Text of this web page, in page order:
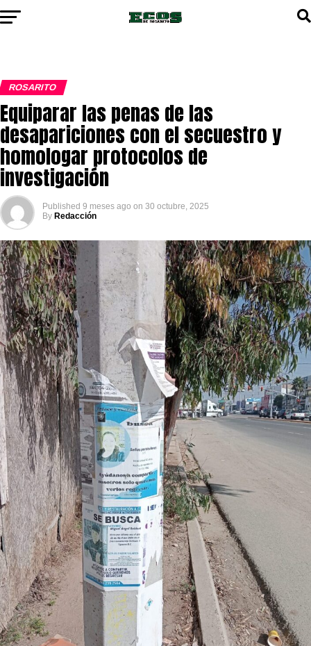
ROSARITO
Equiparar las penas de las
desapariciones con el secuestro y
homologar protocolos de
investigación
Published 9 meses ago on 30 octubre, 2025
By Redacción